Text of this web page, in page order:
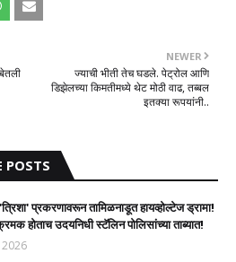
NEWER
ज्याची भीती तेच घडले. पेट्रोल आणि
डिझेलच्या किमतीमध्ये थेट मोठी वाढ, तब्बल
इतक्या रूपयांनी..
POSTS
प्रकरणावरून तामिळनाडूत हायव्होल्टेज ड्रामा!
होताच उदयनिधी स्टॅलिन पोलिसांच्या ताब्यात!